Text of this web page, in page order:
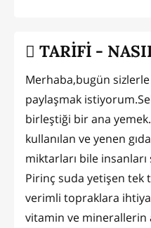
TARİFİ -
Merhaba,bugün
paylaşmak
birleştiği bir ana
kullanılan ve yenen
miktarları bile insanları
Pirinç suda yetişen tek
verimli topraklara
vitamin ve minerallerin